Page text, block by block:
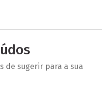
de sugerir para a sua